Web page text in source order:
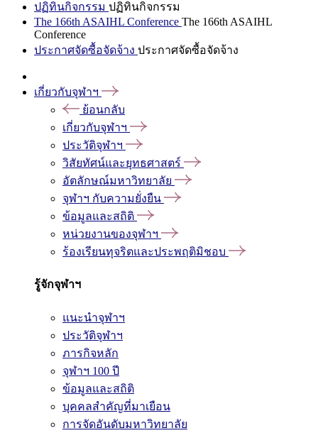
ปฏิทินกิจกรรม ปฏิทินกิจกรรม
The 166th ASAIHL Conference The 166th ASAIHL
Conference
ประกาศจัดซื้อจัดจ้าง ประกาศจัดซื้อจัดจ้าง
เกี่ยวกับจุฬาฯ
ย้อนกลับ
เกี่ยวกับจุฬาฯ
ประวัติจุฬาฯ
วิสัยทัศน์และยุทธศาสตร์
อัตลักษณ์มหาวิทยาลัย
จุฬาฯ กับความยั่งยืน
ข้อมูลและสถิติ
หน่วยงานของจุฬาฯ
ร้องเรียนทุจริตและประพฤติมิชอบ
รู้จักจุฬาฯ
แนะนำจุฬาฯ
ประวัติจุฬาฯ
ภารกิจหลัก
จุฬาฯ 100 ปี
ข้อมูลและสถิติ
บุคคลสำคัญที่มาเยือน
การจัดอันดับมหาวิทยาลัย